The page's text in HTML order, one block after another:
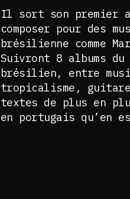
Il sort son premier
composer pour des
brésilienne comme
Suivront 8 albums
brésilien, entre
tropicalisme,
textes de plus en
en portugais qu’en